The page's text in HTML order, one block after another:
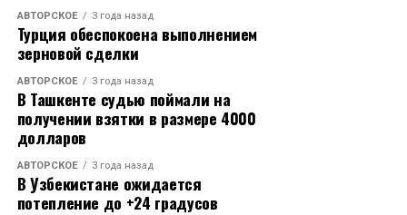
давайте не будем от нее отказываться, – сказал
Вениамин Кондратьев.
Исполняющий обязанности директора
Краснодарского филиала ГК «Автодор» Андрей
Наумов рассказал, что к курортному сезону работы
участка – подхода к Новороссийску на перевале. Их
намерены закончить до конца июня, работают в
АВТОРСКОЕ 3 года назад
Турция обеспокоена выполнением
зерновой сделки
АВТОРСКОЕ 3 года назад
В Ташкенте судью поймали на
получении взятки в размере 4000
долларов
АВТОРСКОЕ 3 года назад
В Узбекистане ожидается
потепление до +24 градусов